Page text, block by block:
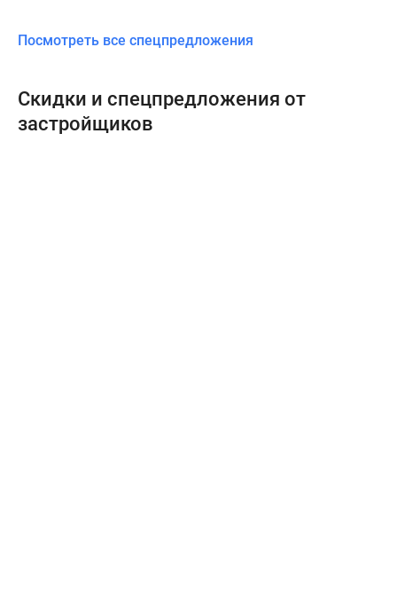
Посмотреть все спецпредложения
Скидки и спецпредложения от
застройщиков